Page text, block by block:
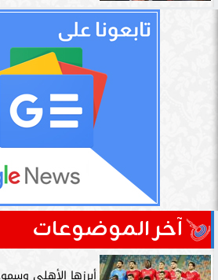
آخر الموضوعات